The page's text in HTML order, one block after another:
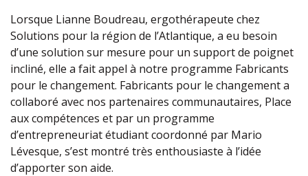
Lorsque Lianne Boudreau, ergothérapeute chez
Solutions pour la région de l’Atlantique, a eu besoin
d’une solution sur mesure pour un support de poignet
incliné, elle a fait appel à notre programme Fabricants
pour le changement. Fabricants pour le changement a
collaboré avec nos partenaires communautaires, Place
aux compétences et par un programme
d’entrepreneuriat étudiant coordonné par Mario
Lévesque, s’est montré très enthousiaste à l’idée
d’apporter son aide.